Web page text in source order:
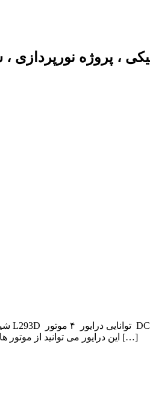
، پروژه
این درایور می توانید از موتور های دی سی و منبع تغذیه با ولتاژ حداکثر ۳۶ […]